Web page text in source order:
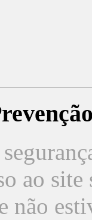
ao
não